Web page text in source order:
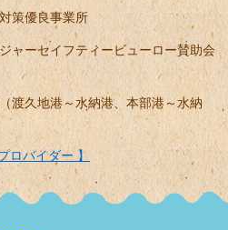
策優良事業所
ャーセイフティービューロー賛助会
渡久地港～水納港、本部港～水納
ロバイダー 】